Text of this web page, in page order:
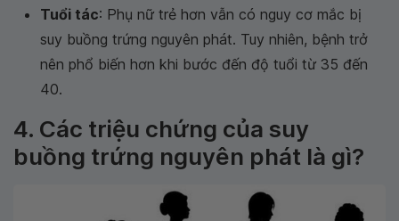
Tuổi tác: Phụ nữ trẻ hơn vẫn có nguy cơ mắc bị
suy buồng trứng nguyên phát. Tuy nhiên, bệnh trở
nên phổ biến hơn khi bước đến độ tuổi từ 35 đến
40.
4. Các triệu chứng của suy
buồng trứng nguyên phát là gì?